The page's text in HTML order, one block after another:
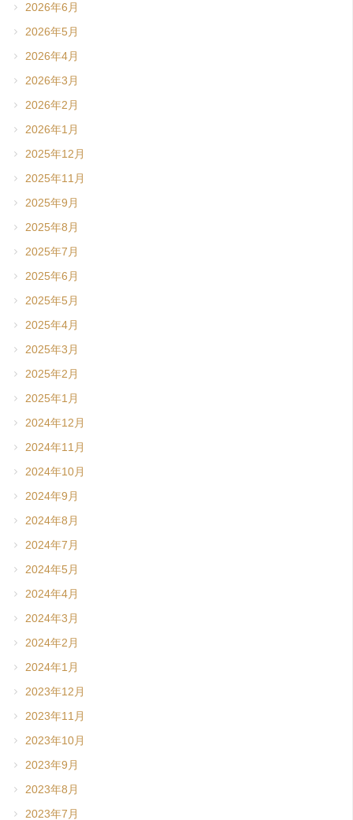
2026年6月
2026年5月
2026年4月
2026年3月
2026年2月
2026年1月
2025年12月
2025年11月
2025年9月
2025年8月
2025年7月
2025年6月
2025年5月
2025年4月
2025年3月
2025年2月
2025年1月
2024年12月
2024年11月
2024年10月
2024年9月
2024年8月
2024年7月
2024年5月
2024年4月
2024年3月
2024年2月
2024年1月
2023年12月
2023年11月
2023年10月
2023年9月
2023年8月
2023年7月